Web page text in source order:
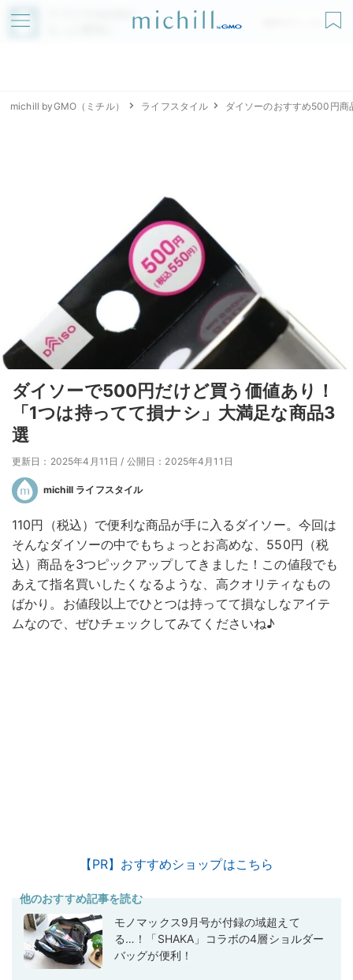
アプリでmichillが
無料ダウンロード
michill byGMO（ミチル） ライフスタイル ダイソーのおすすめ500円商
ダイソーで500円だけど買う価値あり！
「1つは持ってて損ナシ」大満足な商品3
選
更新日：2025年4月11日 / 公開日：2025年4月11日
michill ライフスタイル
110円（税込）で便利な商品が手に入るダイソー。今回は
そんなダイソーの中でもちょっとお高めな、550円（税
込）商品を3つピックアップしてきました！この値段でも
あえて指名買いしたくなるような、高クオリティなもの
ばかり。お値段以上でひとつは持ってて損なしなアイテ
ムなので、ぜひチェックしてみてくださいね♪
【PR】おすすめショップはこちら
他のおすすめ記事を読む
モノマックス9月号が付録の域超えて
る…！「SHAKA」コラボの4層ショルダー
バッグが便利！